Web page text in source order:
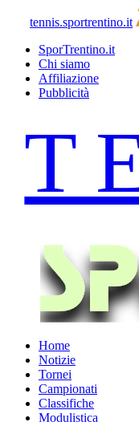
tennis.sportrentino.it
SporTrentino.it
Chi siamo
Affiliazione
Pubblicità
Home
Notizie
Tornei
Campionati
Classifiche
Modulistica